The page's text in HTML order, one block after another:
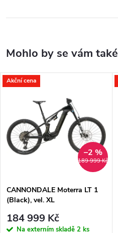
Akční cena
189 999 Kč
–2 %
CANNONDALE Moterra LT 1
(Black), vel. XL
184 999 Kč
Na externím skladě 2 ks